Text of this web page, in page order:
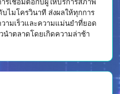
บไมโครวินาที ส่งผลให้ทุกการ
ามเร็วและความแม่นยำที่ยอด
ำตลาดโดยเกิดความล่าช้า